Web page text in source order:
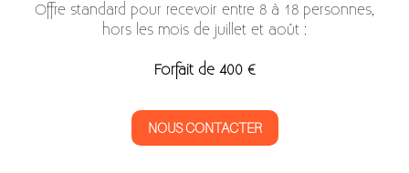
Offre standard pour recevoir entre 8 à 18 personnes,
hors les mois de juillet et août :
Forfait de 400 €
NOUS CONTACTER